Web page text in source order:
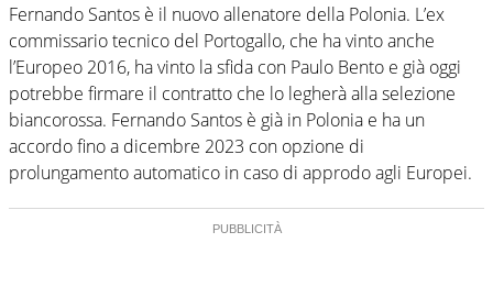
Fernando Santos è il nuovo allenatore della Polonia. L’ex
commissario tecnico del Portogallo, che ha vinto anche
l’Europeo 2016, ha vinto la sfida con Paulo Bento e già oggi
potrebbe firmare il contratto che lo legherà alla selezione
biancorossa. Fernando Santos è già in Polonia e ha un
accordo fino a dicembre 2023 con opzione di
prolungamento automatico in caso di approdo agli Europei.